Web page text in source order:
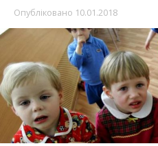
Опубліковано 10.01.2018